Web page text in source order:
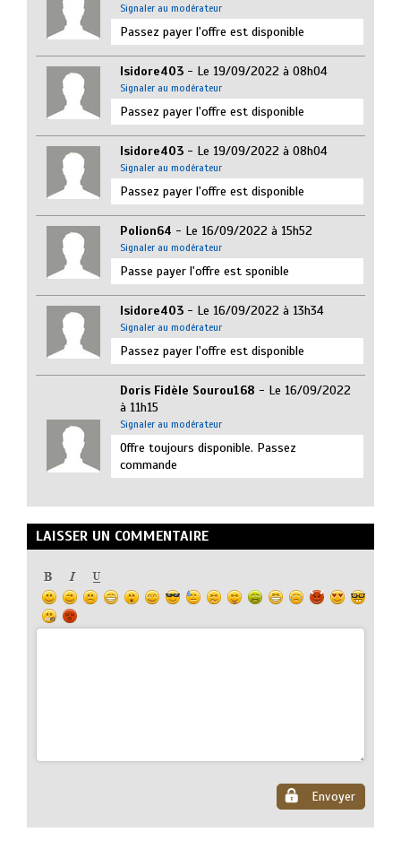
Signaler au modérateur
Passez payer l'offre est disponible
Isidore403 - Le 19/09/2022 à 08h04
Signaler au modérateur
Passez payer l'offre est disponible
Isidore403 - Le 19/09/2022 à 08h04
Signaler au modérateur
Passez payer l'offre est disponible
Polion64 - Le 16/09/2022 à 15h52
Signaler au modérateur
Passe payer l'offre est sponible
Isidore403 - Le 16/09/2022 à 13h34
Signaler au modérateur
Passez payer l'offre est disponible
Doris Fidèle Sourou168 - Le 16/09/2022
à 11h15
Signaler au modérateur
Offre toujours disponible. Passez
commande
LAISSER UN COMMENTAIRE
Envoyer